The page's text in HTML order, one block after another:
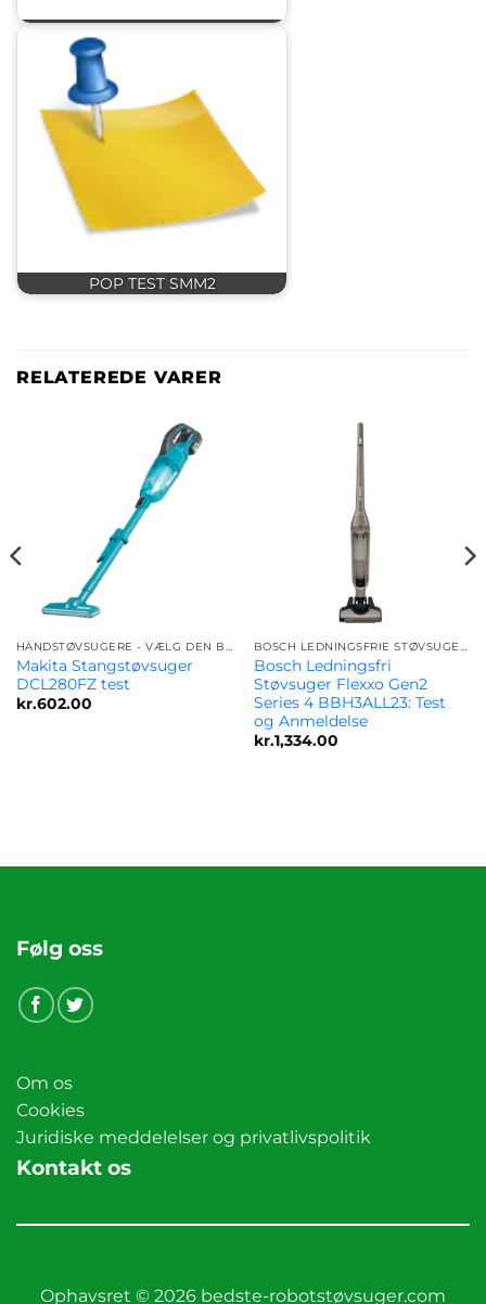
POP TEST SMM2
RELATEREDE VARER
HÅNDSTØVSUGERE - VÆLG DEN BEDSTE MODEL FOR DIG
Makita Stangstøvsuger
DCL280FZ test
kr.602.00
BOSCH LEDNINGSFRIE STØVSUGERE OG HÅNDSTØVSUGER | VÆLG DEN BEDSTE
Bosch Ledningsfri
Støvsuger Flexxo Gen2
Series 4 BBH3ALL23: Test
og Anmeldelse
kr.1,334.00
Følg oss
Om os
Cookies
Juridiske meddelelser og privatlivspolitik
Kontakt os
Ophavsret © 2026 bedste-robotstøvsuger.com